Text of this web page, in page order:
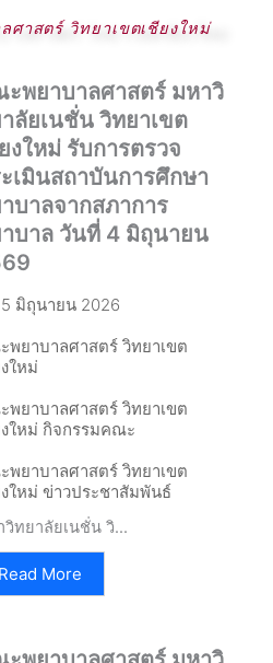
าสตร์ วิทยาเขตเชียงใหม่
พยาบาลศาสตร์ มหาวิ
ลัยเนชั่น วิทยาเขต
งใหม่ รับการตรวจ
เมินสถาบันการศึกษา
บาลจากสภาการ
บาล วันที่ 4 มิถุนายน
5 มิถุนายน 2026
พยาบาลศาสตร์ วิทยาเขต
ใหม่
พยาบาลศาสตร์ วิทยาเขต
งใหม่ กิจกรรมคณะ
พยาบาลศาสตร์ วิทยาเขต
งใหม่ ข่าวประชาสัมพันธ์
วิทยาลัยเนชั่น วิ...
Read More